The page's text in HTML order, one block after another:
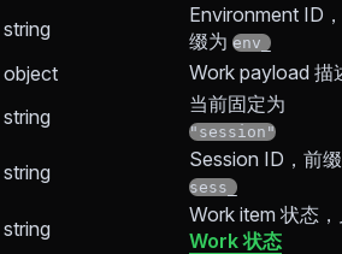
string
Environment ID
缀为 env_
object Work payload 描
string
当前固定为
"session"
string
Session ID，前
sess_
string
Work item 状态
Work 状态